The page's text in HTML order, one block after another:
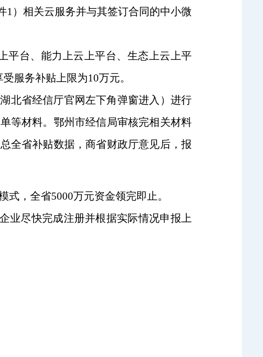
1）相关云服务并与其签订合同的中小微
平台、能力上云上平台、生态上云上平
受服务补贴上限为10万元。
湖北省经信厅官网左下角弹窗进入）进行
等材料。鄂州市经信局审核完相关材料
全省补贴数据，商省财政厅意见后，报
式，全省5000万元资金领完即止。
尽快完成注册并根据实际情况申报上